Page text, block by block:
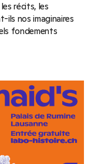
récits, les
ils nos imaginaires
fondements